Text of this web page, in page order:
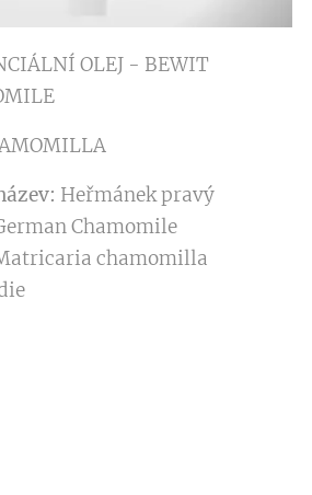
OLEJ - BEWIT
Heřmánek pravý
Chamomile
chamomilla